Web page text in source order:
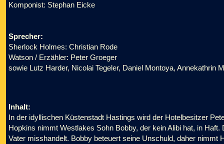
Komponist: Stephan Eicke
Sprecher:
Sherlock Holmes: Christian Rode
Watson / Erzähler: Peter Groeger
sowie Lutz Harder, Nicolai Tegeler, Daniel Montoya, Annekathrin
Inhalt:
In der idyllischen Küstenstadt Hastings wird der Hotelbesitzer
Hopkins nimmt Westlakes Sohn Bobby, der kein Alibi hat, in
Vater misshandelt. Bobby beteuert seine Unschuld, daher nimmt